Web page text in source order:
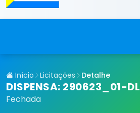
Início Licitações Detalhe
DISPENSA: 290623_01-DL
Fechada